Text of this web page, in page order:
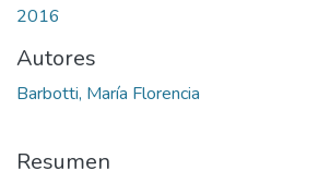
2016
Autores
Barbotti, María Florencia
Resumen